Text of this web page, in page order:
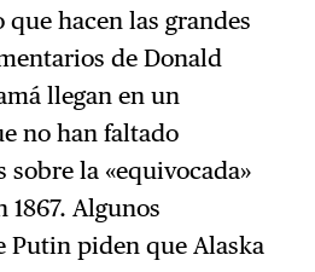
hacen las grandes
de Donald
llegan en un
no han faltado
sobre la «equivocada»
1867. Algunos
Putin piden que Alaska